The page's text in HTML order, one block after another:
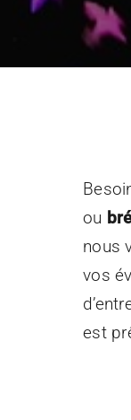
ou
nous
vos
est